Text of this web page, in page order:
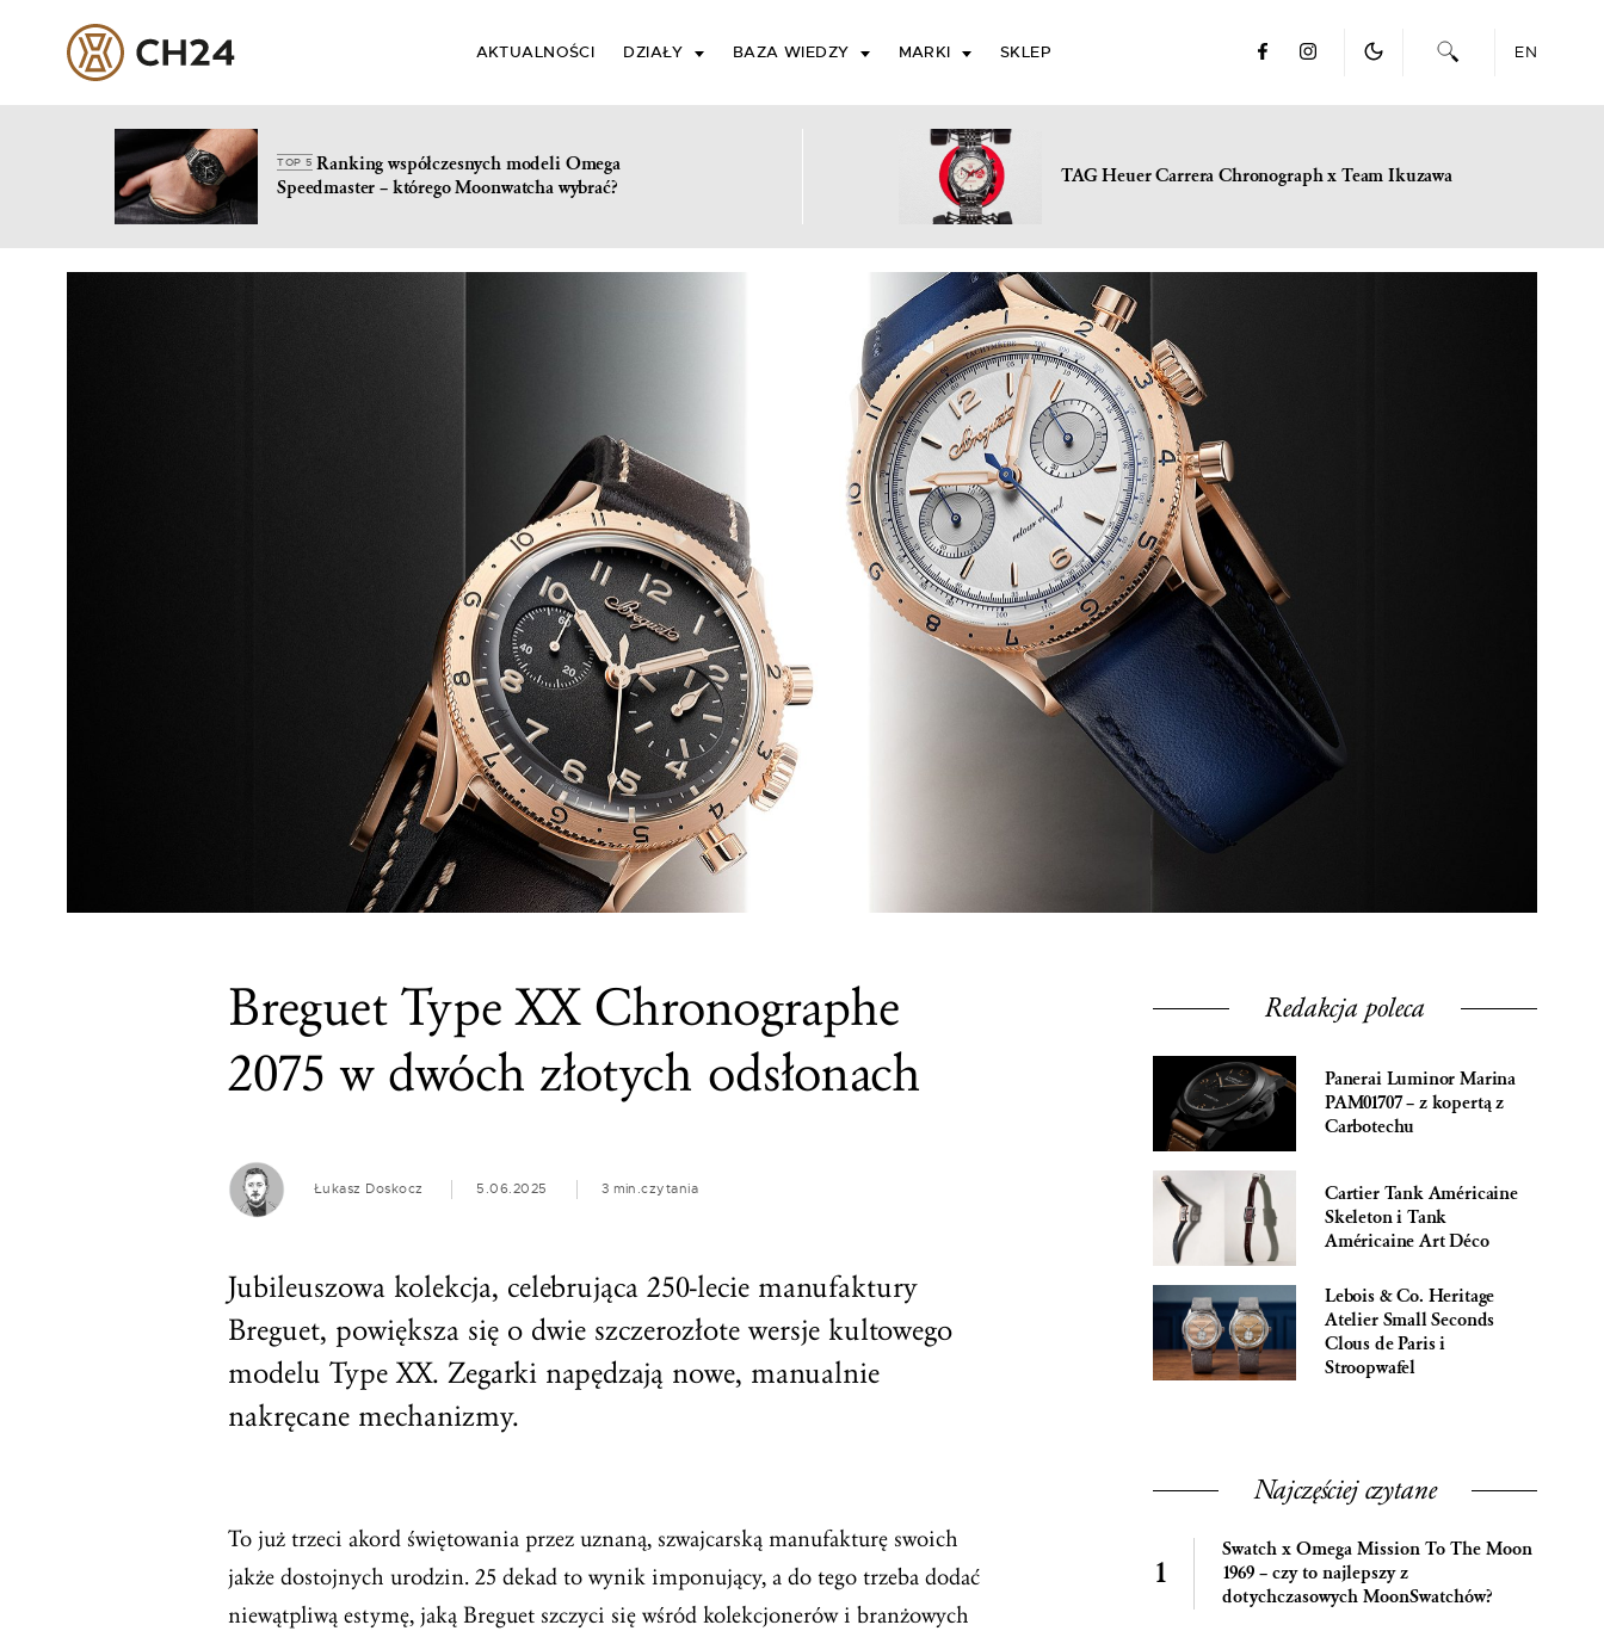
AKTUALNOŚCI DZIAŁY BAZA WIEDZY MARKI SKLEP EN
TOP 5Ranking współczesnych modeli Omega
Speedmaster – którego Moonwatcha wybrać?
TAG Heuer Carrera Chronograph x Team Ikuzawa
Breguet Type XX Chronographe
2075 w dwóch złotych odsłonach
Łukasz Doskocz 5.06.2025 3 min.czytania
Jubileuszowa kolekcja, celebrująca 250-lecie manufaktury
Breguet, powiększa się o dwie szczerozłote wersje kultowego
modelu Type XX. Zegarki napędzają nowe, manualnie
nakręcane mechanizmy.
To już trzeci akord świętowania przez uznaną, szwajcarską manufakturę swoich
jakże dostojnych urodzin. 25 dekad to wynik imponujący, a do tego trzeba dodać
niewątpliwą estymę, jaką Breguet szczyci się wśród kolekcjonerów i branżowych
Redakcja poleca
Panerai Luminor Marina
PAM01707 – z kopertą z
Carbotechu
Cartier Tank Américaine
Skeleton i Tank
Américaine Art Déco
Lebois & Co. Heritage
Atelier Small Seconds
Clous de Paris i
Stroopwafel
Najczęściej czytane
Swatch x Omega Mission To The Moon
1969 – czy to najlepszy z
dotychczasowych MoonSwatchów?